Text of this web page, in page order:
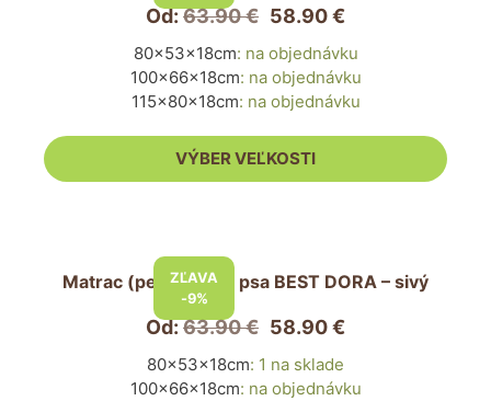
Od:63.90€ 58.90€
80x53x18cm: na objednávku
100x66x18cm: na objednávku
115x80x18cm: na objednávku
VÝBER VEĽKOSTI
vybrať
ZĽAVA
-9%
Matrac (pelech) pre psa BEST DORA – sivý
Od:63.90€ 58.90€
80x53x18cm: 1 na sklade
100x66x18cm: na objednávku